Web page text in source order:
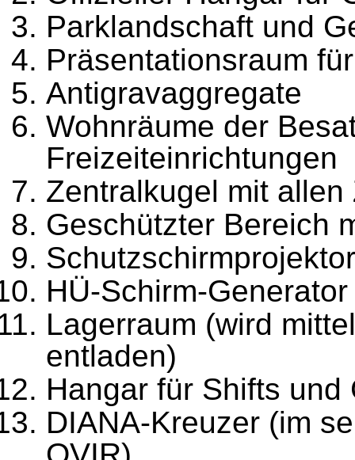
Parklandschaft und
Präsentationsraum
Antigravaggregate
Wohnräume der
Freizeiteinrichtungen
Zentralkugel mit
Geschützter Bereich
HÜ-Schirm-Generator
Lagerraum (wird
entladen)
Hangar für Shifts und
DIANA-Kreuzer (im